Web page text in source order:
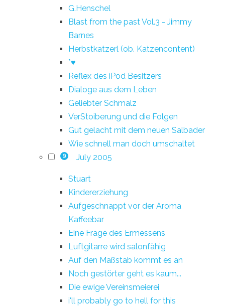
G.Henschel
Blast from the past Vol.3 - Jimmy
Barnes
Herbstkatzerl (ob. Katzencontent)
*♥
Reflex des iPod Besitzers
Dialoge aus dem Leben
Geliebter Schmalz
VerStoiberung und die Folgen
Gut gelacht mit dem neuen Salbader
Wie schnell man doch umschaltet
9 July 2005
Stuart
Kindererziehung
Aufgeschnappt vor der Aroma
Kaffeebar
Eine Frage des Ermessens
Luftgitarre wird salonfähig
Auf den Maßstab kommt es an
Noch gestörter geht es kaum...
Die ewige Vereinsmeierei
i'll probably go to hell for this